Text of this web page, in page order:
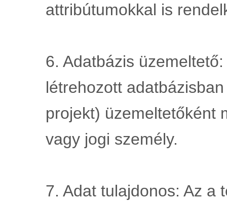
attribútumokkal is
6. Adatbázis
létrehozott
projekt) üzemeltetőként
vagy jogi személy.
7. Adat tulajdonos: Az a